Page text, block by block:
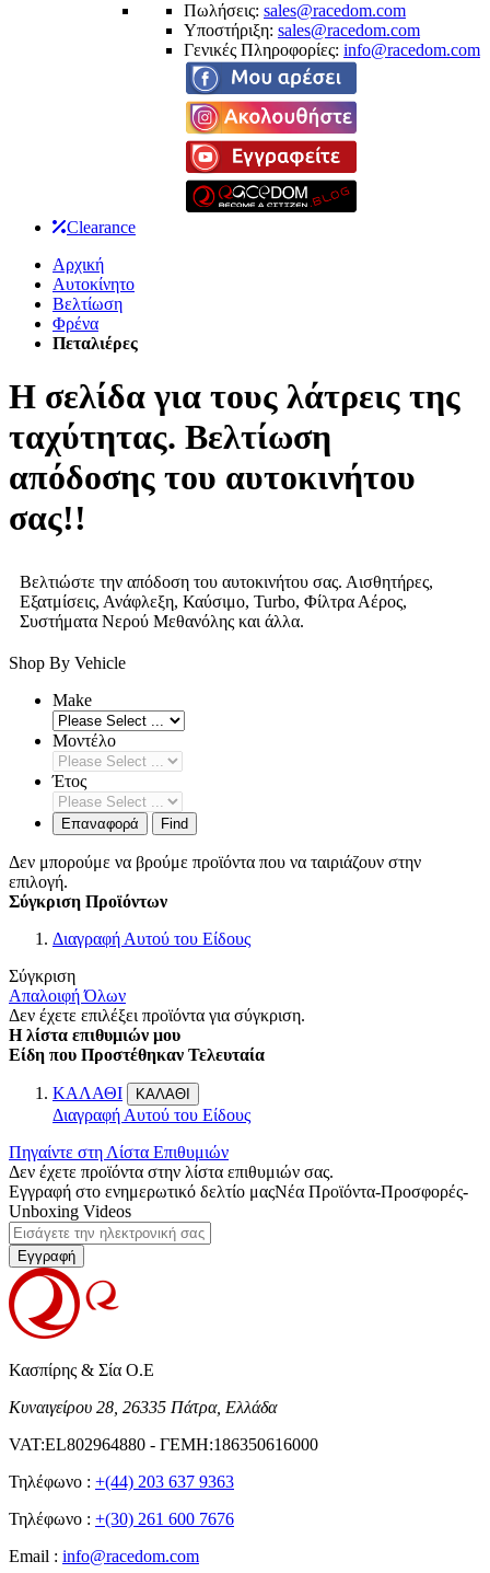
Πωλήσεις: sales@racedom.com
Υποστήριξη: sales@racedom.com
Γενικές Πληροφορίες: info@racedom.com
Clearance
Αρχική
Αυτοκίνητο
Βελτίωση
Φρένα
Πεταλιέρες
Η σελίδα για τους λάτρεις της
ταχύτητας. Βελτίωση
απόδοσης του αυτοκινήτου
σας!!
Βελτιώστε την απόδοση του αυτοκινήτου σας. Αισθητήρες,
Εξατμίσεις, Ανάφλεξη, Καύσιμο, Turbo, Φίλτρα Αέρος,
Συστήματα Νερού Μεθανόλης και άλλα.
Shop By Vehicle
Make
Μοντέλο
Έτος
Επαναφορά Find
Δεν μπορούμε να βρούμε προϊόντα που να ταιριάζουν στην
επιλογή.
Σύγκριση Προϊόντων
Διαγραφή Αυτού του Είδους
Σύγκριση
Απαλοιφή Όλων
Δεν έχετε επιλέξει προϊόντα για σύγκριση.
Η λίστα επιθυμιών μου
Είδη που Προστέθηκαν Τελευταία
ΚΑΛΑΘΙ ΚΑΛΑΘΙ
Διαγραφή Αυτού του Είδους
Πηγαίντε στη Λίστα Επιθυμιών
Δεν έχετε προϊόντα στην λίστα επιθυμιών σας.
Εγγραφή στο ενημερωτικό δελτίο μαςΝέα Προϊόντα-Προσφορές-
Unboxing Videos
Εγγραφή
Κασπίρης & Σία Ο.Ε
Κυναιγείρου 28, 26335 Πάτρα, Ελλάδα
VAT:EL802964880 - ΓΕΜΗ:186350616000
Τηλέφωνο : +(44) 203 637 9363
Τηλέφωνο : +(30) 261 600 7676
Email : info@racedom.com